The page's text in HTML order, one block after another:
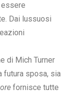
essere
Dai lussuosi
di Mich Turner
futura sposa, sia
fornisce tutte